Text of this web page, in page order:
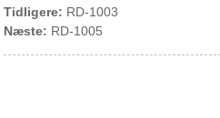
Tidligere: RD-1003
Næste: RD-1005